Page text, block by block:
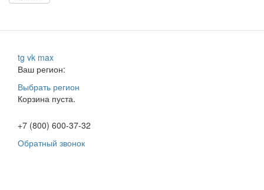
tg vk max
Ваш регион:
Выбрать регион
Корзина пуста.
+7 (800) 600-37-32
Обратный звонок